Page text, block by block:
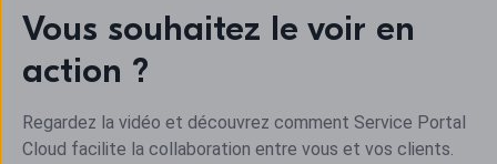
Vous souhaitez le voir en
action ?
Regardez la vidéo et découvrez comment Service Portal
Cloud facilite la collaboration entre vous et vos clients.